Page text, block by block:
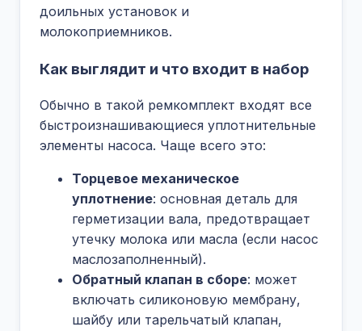
доильных установок и
молокоприемников.
Как выглядит и что входит в набор
Обычно в такой ремкомплект входят все
быстроизнашивающиеся уплотнительные
элементы насоса. Чаще всего это:
Торцевое механическое
уплотнение: основная деталь для
герметизации вала, предотвращает
утечку молока или масла (если насос
маслозаполненный).
Обратный клапан в сборе: может
включать силиконовую мембрану,
шайбу или тарельчатый клапан,